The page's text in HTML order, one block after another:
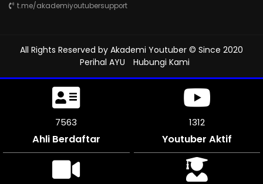
t.me/akademiyoutubersupport
All Rights Reserved by Akademi Youtuber © Since 2020
Perihal AYU
Hubungi Kami
8046
Ahli Berdaftar
1312
Youtuber Aktif